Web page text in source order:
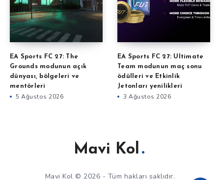
EA Sports FC 27: The
Grounds modunun açık
dünyası, bölgeleri ve
mentörleri
5 Ağustos 2026
EA Sports FC 27: Ultimate
Team modunun maç sonu
ödülleri ve Etkinlik
Jetonları yenilikleri
3 Ağustos 2026
Mavi Kol
Mavi Kol © 2026 - Tüm hakları saklıdır.